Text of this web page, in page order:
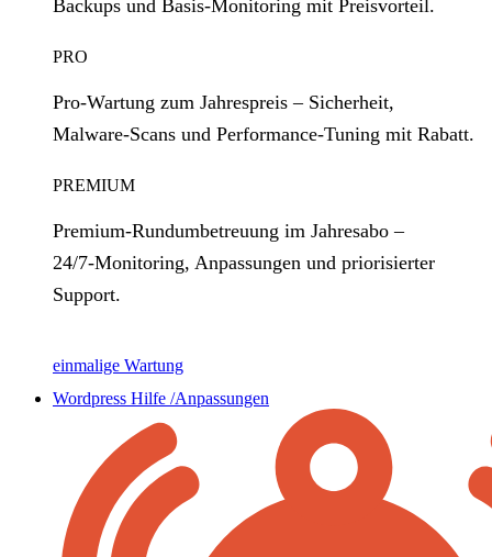
Backups und Basis‑Monitoring mit Preisvorteil.
PRO
Pro‑Wartung zum Jahrespreis – Sicherheit,
Malware‑Scans und Performance‑Tuning mit Rabatt.
PREMIUM
Premium‑Rundumbetreuung im Jahresabo –
24/7‑Monitoring, Anpassungen und priorisierter
Support.
einmalige Wartung
Wordpress Hilfe /Anpassungen